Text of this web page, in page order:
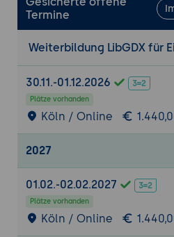
Spiel-Loop und
Grundlagen des Spiel-
Hauptspiel-Loops,
Zustandsverwaltung:
einer einfachen
Verwaltung
Animationen
Erstellung von
die Animationen von
Animation-Klasse und
Frame-by-Frame-
Termine
Weiterbildung LibGDX für
30.11.-01.12.2026
Plätze vorhanden
Köln / Online
2027
01.02.-02.02.2027
Plätze vorhanden
Köln / Online